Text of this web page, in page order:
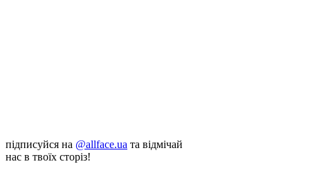
підписуйся на @allface.ua та відмічай
нас в твоїх сторіз!